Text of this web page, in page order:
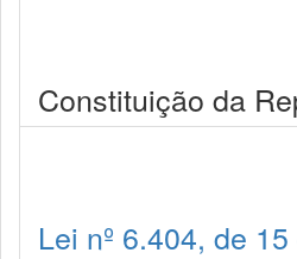
Constituição da
Lei nº 6.404, de